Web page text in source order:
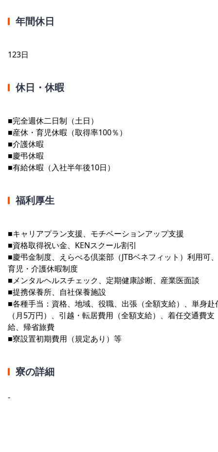
年間休日
123日
休日・休暇
■完全週休二日制（土日）
■産休・育児休暇（取得率100％）
■介護休暇
■慶弔休暇
■有給休暇（入社半年後10日）
福利厚生
■キャリアプラン支援、モチベーションアップ支援
■資格取得祝い金、KENスクール割引
■慶弔金制度、えらべる倶楽部（JTBベネフィット）利用可、
育児・介護休暇制度
■メンタルヘルスチェック、定期健康診断、産業医面談
■提携保養所、自社保養施設
■各種手当：資格、地域、役職、出張（全額支給）、単身赴
（月5万円）、引越・転居費用（全額支給）、着任交通費支
給、帰省旅費
■寮設置初期費用（規定あり）等
寮の詳細
-